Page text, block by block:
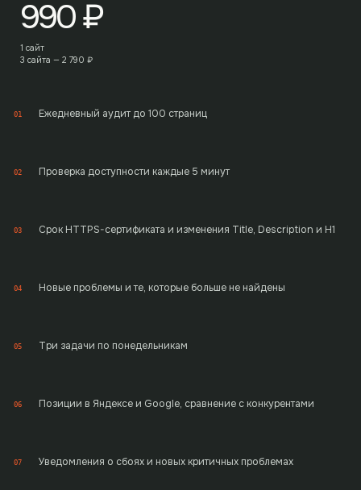
990₽
1 сайт
3 сайта — 2 790 ₽
01 Ежедневный аудит до 100 страниц
02 Проверка доступности каждые 5 минут
03 Срок HTTPS-сертификата и изменения Title, Description и H1
04 Новые проблемы и те, которые больше не найдены
05 Три задачи по понедельникам
06 Позиции в Яндексе и Google, сравнение с конкурентами
07 Уведомления о сбоях и новых критичных проблемах